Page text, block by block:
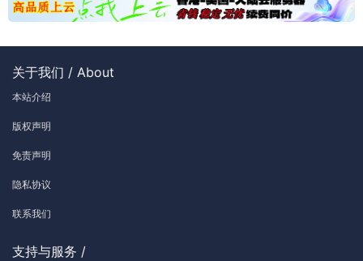
关于我们 / About
本站介绍
版权声明
免责声明
隐私协议
联系我们
支持与服务 /